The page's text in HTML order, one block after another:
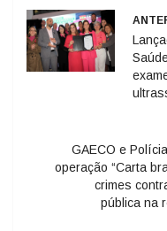
GAECO e
operação “Carta
crimes
pública na